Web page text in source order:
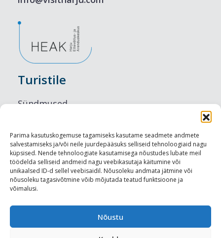
Parima kasutuskogemuse tagamiseks kasutame seadmete andmete
salvestamiseks ja/või neile juurdepääsuks selliseid tehnoloogiaid nagu
küpsised. Nende tehnoloogiate kasutamisega nõustudes lubate meil
töödelda selliseid andmeid nagu veebikasutaja käitumine või
unikaalsed ID-d sellel veebisaidil. Nõusoleku andmata jätmine või
nõusoleku tagasivõtmine võib mõjutada teatud funktsioone ja
võimalusi.
Nõustu
Turistile
Sündmused
Maitseelamused
Vaatamisväärsused
Visit Tallinn
Turismiprofessionaalile